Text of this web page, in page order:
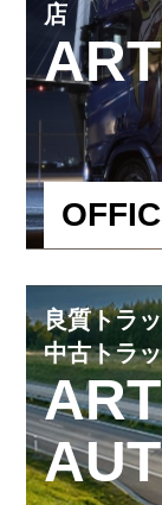
店
良質トラ
中古トラ